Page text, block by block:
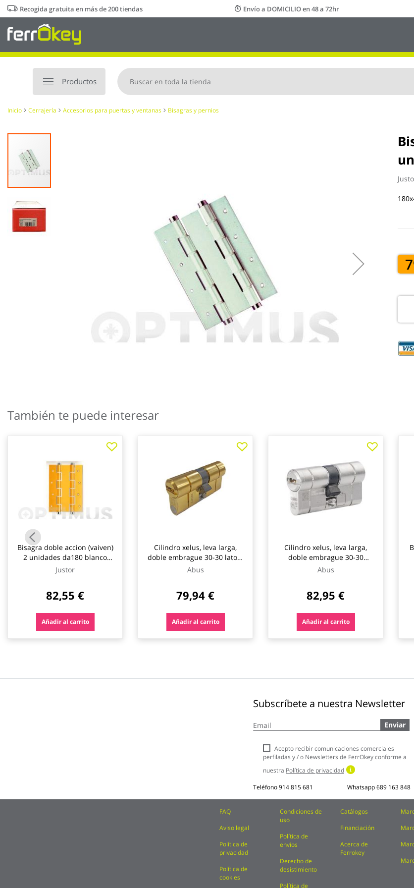
Ir
al
contenido
Recogida gratuita en más de 200 tiendas Envío a DOMICILIO en 48 a 72hr
Productos
Inicio Cerrajería Accesorios para puertas y ventanas Bisagras y pernios
Saltar
final
galería
imágenes
al
comienzo
También te puede interesar
Bisagra doble accion (vaiven)
2 unidades da180 blanco
justor
Justor
82,55 €
Añadir al carrito
Cilindro xelus, leva larga,
doble embrague 30-30 laton,
5 llaves abus
Abus
79,94 €
Añadir al carrito
Cilindro xelus, leva larga,
doble embrague 30-30
niquel, 5 llaves abus
Abus
82,95 €
Añadir al carrito
Subscríbete a nuestra Newsletter
a
boletín
noticias:
Enviar
Acepto recibir comunicaciones comerciales
perfiladas y / o Newsletters de FerrOkey conforme a
nuestra Política de privacidad
Teléfono914 815 681 Whatsapp689 163 848
FAQ
Aviso legal
Política de
privacidad
Política de
cookies
Condiciones de
uso
Política de
envíos
Derecho de
desistimiento
Política de
Catálogos
Financiación
Acerca de
Ferrokey